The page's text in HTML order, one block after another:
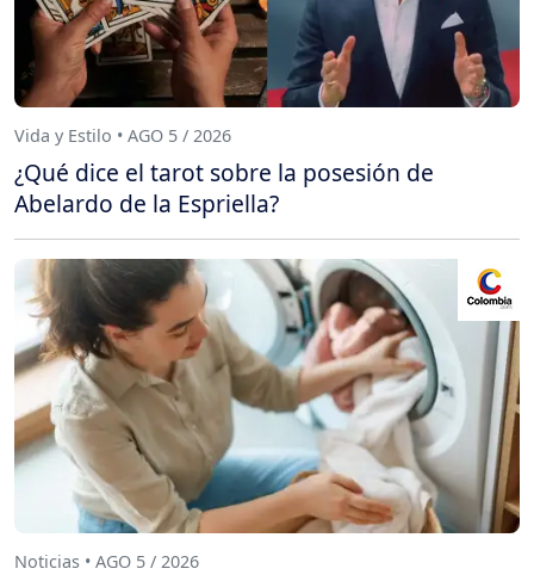
Vida y Estilo • AGO 5 / 2026
¿Qué dice el tarot sobre la posesión de
Abelardo de la Espriella?
Noticias • AGO 5 / 2026